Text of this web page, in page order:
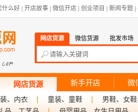
什么好 开店故事 微信开店 创业项目 新闻专题
网店货源 微信货源 批发市场
网店货源 新手开店 微
、内衣 童装、童鞋
男鞋、女